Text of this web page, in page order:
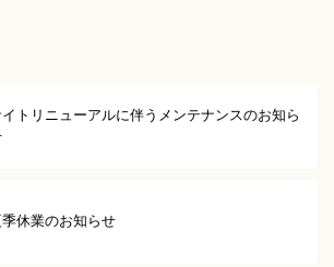
トリニューアルに伴うメンテナンスのお知ら
季休業のお知らせ